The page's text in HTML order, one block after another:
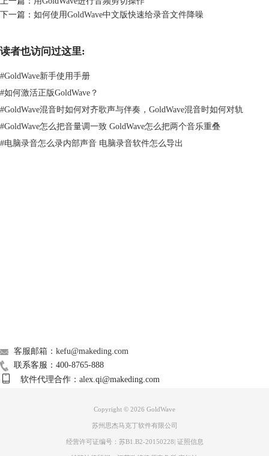
图二：音高设置
下一篇： 如何使用GoldWave中文版快速给录音文件降噪
读者也访问过这里:
#GoldWave新手使用手册
#如何激活正版GoldWave？
#GoldWave混音时如何对齐歌声与伴奏，GoldWave混音时如何对轨
#GoldWave怎么把音量调一致 GoldWave怎么把两个音乐重叠
#电脑录音怎么录内部声音 电脑录音软件怎么导出
客服邮箱：kefu@makeding.com
联系客服：400-8765-888
软件代理合作：alex.qi@makeding.com
Copyright © 2026 GoldWave
苏州思杰马克丁软件有限公司
经营许可证编号：苏B1.B2-20150228| 证照信息